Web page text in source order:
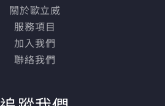
關於歐立威
服務項目
加入我們
聯絡我們